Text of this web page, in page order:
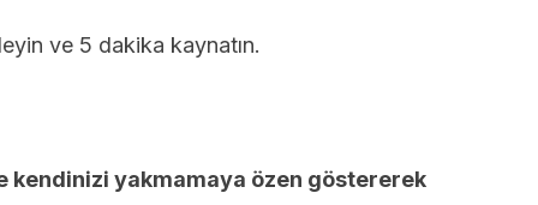
ve 5 dakika kaynatın.
kendinizi yakmamaya özen göstererek